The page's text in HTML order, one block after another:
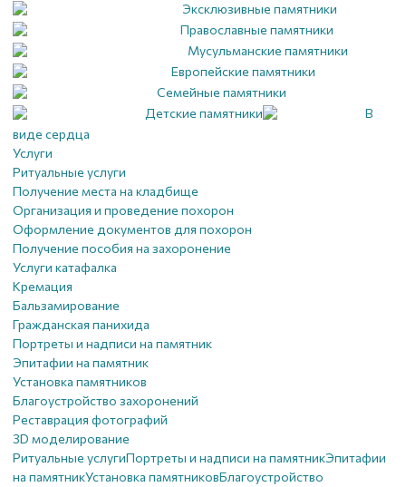
Эксклюзивные памятники
Православные памятники
Мусульманские памятники
Европейские памятники
Семейные памятники
Детские памятники
В
виде сердца
Услуги
Ритуальные услуги
Получение места на кладбище
Организация и проведение похорон
Оформление документов для похорон
Получение пособия на захоронение
Услуги катафалка
Кремация
Бальзамирование
Гражданская панихида
Портреты и надписи на памятник
Эпитафии на памятник
Установка памятников
Благоустройство захоронений
Реставрация фотографий
3D моделирование
Ритуальные услугиПортреты и надписи на памятникЭпитафии
на памятникУстановка памятниковБлагоустройство